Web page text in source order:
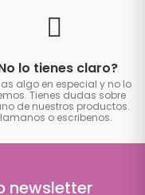
lo tienes claro?
algo en especial y no lo
Tienes dudas sobre
de nuestros productos.
o escribenos.
newsletter